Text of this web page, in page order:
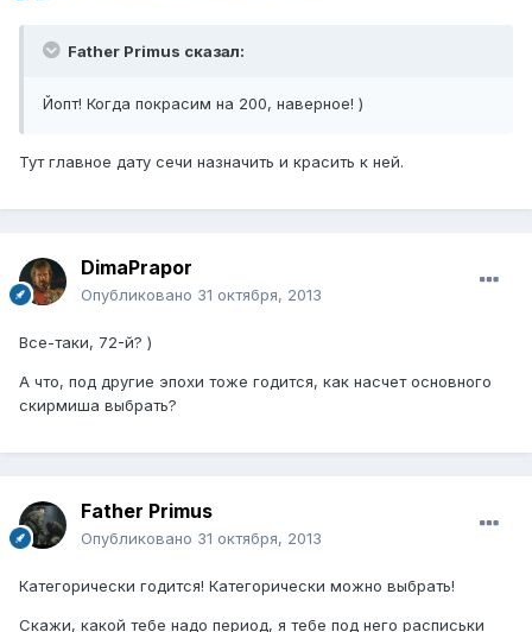
Father Primus сказал:
Йопт! Когда покрасим на 200, наверное! )
Тут главное дату сечи назначить и красить к ней.
DimaPrapor
Опубликовано 31 октября, 2013
Все-таки, 72-й? )
А что, под другие эпохи тоже годится, как насчет основного
скирмиша выбрать?
Father Primus
Опубликовано 31 октября, 2013
Категорически годится! Категорически можно выбрать!
Скажи, какой тебе надо период, я тебе под него расписьки